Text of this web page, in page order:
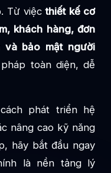
Từ việcthiết kế cơ
khách hàng, đơn
bảo mật người
toàn diện, dễ
phát triển hệ
nâng cao kỹ năng
hãy bắt đầu ngay
là nền tảng lý